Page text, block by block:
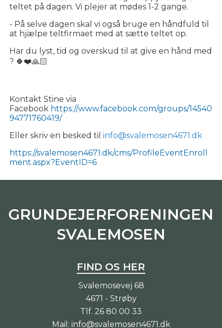
teltet på dagen. Vi plejer at mødes 1-2 gange.
- På selve dagen skal vi også bruge en håndfuld til
at hjælpe teltfirmaet med at sætte teltet op.
Har du lyst, tid og overskud til at give en hånd med
? 🍀❤️🙏🏻
Kontakt Stine via
Facebook https://www.facebook.com/groups/14540
94771760419/
Eller skriv en besked til info@svalemosen4671.dk
https://svalemosen4671.dk/cms/ProfileEventEnroll
ment.aspx?EventID=6
GRUNDEJERFORENINGEN
SVALEMOSEN
FIND OS HER
Svalemosevej 68
4671 - Strøby
Tlf. 26 80 00 33
Mail: info@svalemosen4671.dk